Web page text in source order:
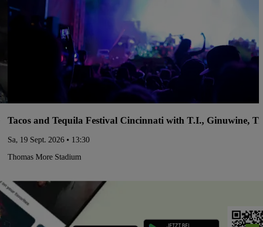
Tacos and Tequila Festival Cincinnati with T.I., Ginuwine,
Sa, 19 Sept. 2026 • 13:30
Thomas More Stadium